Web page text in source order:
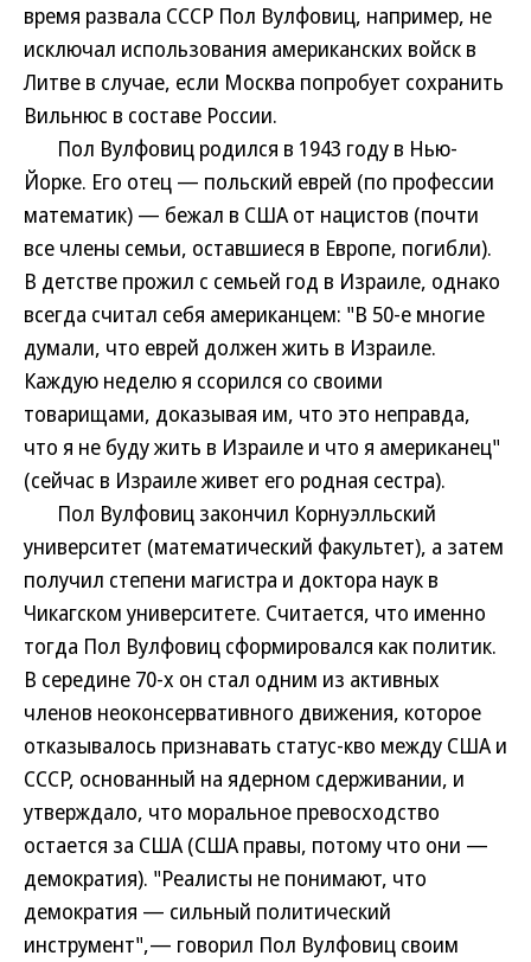
время развала СССР Пол Вулфовиц, например, не
исключал использования американских войск в
Литве в случае, если Москва попробует сохранить
Вильнюс в составе России.
Пол Вулфовиц родился в 1943 году в Нью-
Йорке. Его отец — польский еврей (по профессии
математик) — бежал в США от нацистов (почти
все члены семьи, оставшиеся в Европе, погибли).
В детстве прожил с семьей год в Израиле, однако
всегда считал себя американцем: "В 50-е многие
думали, что еврей должен жить в Израиле.
Каждую неделю я ссорился со своими
товарищами, доказывая им, что это неправда,
что я не буду жить в Израиле и что я американец"
(сейчас в Израиле живет его родная сестра).
Пол Вулфовиц закончил Корнуэлльский
университет (математический факультет), а затем
получил степени магистра и доктора наук в
Чикагском университете. Считается, что именно
тогда Пол Вулфовиц сформировался как политик.
В середине 70-х он стал одним из активных
членов неоконсервативного движения, которое
отказывалось признавать статус-кво между США и
СССР, основанный на ядерном сдерживании, и
утверждало, что моральное превосходство
остается за США (США правы, потому что они —
демократия). "Реалисты не понимают, что
демократия — сильный политический
инструмент",— говорил Пол Вулфовиц своим